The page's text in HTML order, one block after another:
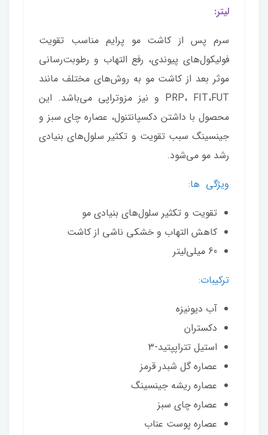
لیتر:
سرم پس از کاشت مو پرایم مناسب تقویت
فولیکول‌های پیوندی، رفع التهاب و رطوبت‌رسانی
موثر بعد از کاشت مو به روش‌های مختلف مانند
PRP، FIT،FUT و نیز مزوتراپی می‌باشد. این
محصول با داشتن دکسپانتنول، عصاره چای سبز و
جینسینگ سبب تقویت و تکثیر سلول‌های بنیادی
رشد مو می‌شود.
ویژگی ها:
تقویت و تکثیر سلول‌های بنیادی مو
کاهش التهاب و خشکی ناشی از کاشت
60 میلی‌لیتر
ترکیبات:
آب دیونیزه
دکستران
استیل تتراپپتید-۳
عصاره گل شبدر قرمز
عصاره ریشه جینسینگ
عصاره چای سبز
عصاره پوست عناب